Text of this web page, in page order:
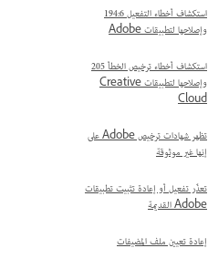
استكشاف أخطاء التفعيل 194:6
وإصلاحها لتطبيقات Adobe
استكشاف أخطاء ترخيص الخطأ 205
وإصلاحها لتطبيقات Creative
Cloud
تظهر شهادات ترخيص Adobe على
إنها غير موثوقة
تعذّر تفعيل أو إعادة تثبيت تطبيقات
Adobe القديمة
إعادة تعيين ملف المضيفات